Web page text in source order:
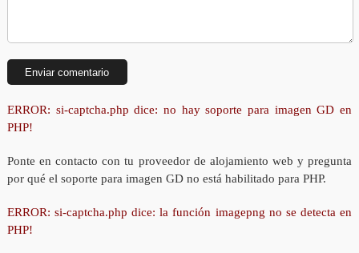
ERROR: si-captcha.php dice: no hay soporte para imagen GD en
PHP!
Ponte en contacto con tu proveedor de alojamiento web y pregunta
por qué el soporte para imagen GD no está habilitado para PHP.
ERROR: si-captcha.php dice: la función imagepng no se detecta en
PHP!